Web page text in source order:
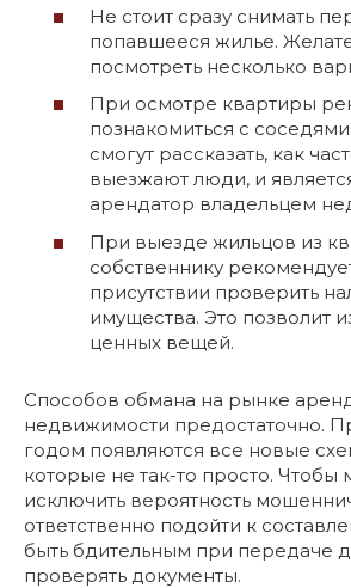
Не стоит сразу снимать
попавшееся жилье.
посмотреть несколько
При осмотре квартиры
познакомиться с
смогут рассказать, как
выезжают люди, и
арендатор владельцем
При выезде жильцов из
собственнику
присутствии проверить
имущества. Это позволит
ценных вещей.
Способов обмана на рынке
недвижимости предостаточно.
годом появляются все новые
которые не так-то просто. Чтобы
исключить вероятность
ответственно подойти к
быть бдительным при передаче
проверять документы.